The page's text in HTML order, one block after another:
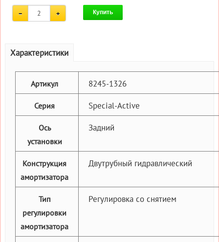
Купить
Характеристики
Артикул 8245-1326
Серия Special-Active
Ось
установки
Задний
Конструкция
амортизатора
Двутрубный гидравлический
Тип
регулировки
амортизатора
Регулировка со снятием